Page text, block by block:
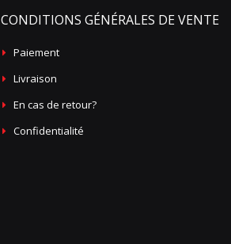
CONDITIONS GÉNÉRALES DE VENTE
Paiement
Livraison
En cas de retour?
Confidentialité